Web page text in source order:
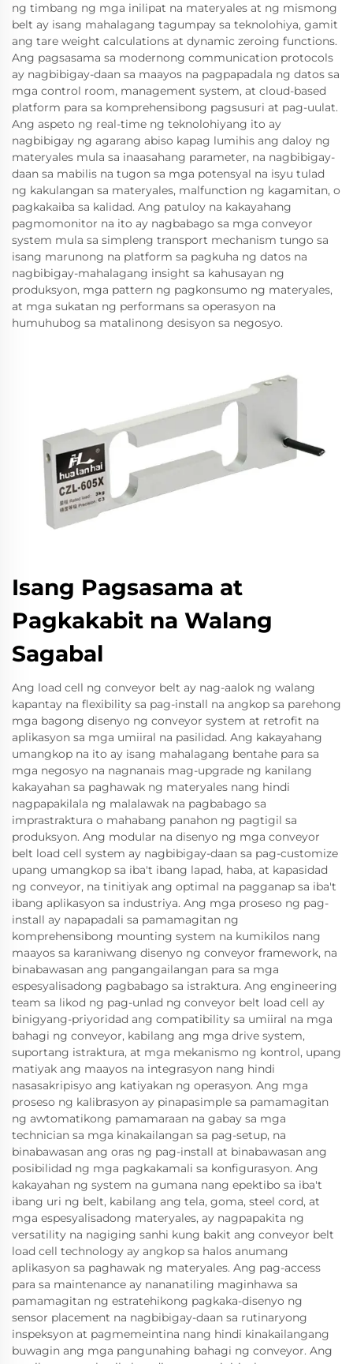
ng timbang ng mga inilipat na materyales at ng mismong
belt ay isang mahalagang tagumpay sa teknolohiya, gamit
ang tare weight calculations at dynamic zeroing functions.
Ang pagsasama sa modernong communication protocols
ay nagbibigay-daan sa maayos na pagpapadala ng datos sa
mga control room, management system, at cloud-based
platform para sa komprehensibong pagsusuri at pag-uulat.
Ang aspeto ng real-time ng teknolohiyang ito ay
nagbibigay ng agarang abiso kapag lumihis ang daloy ng
materyales mula sa inaasahang parameter, na nagbibigay-
daan sa mabilis na tugon sa mga potensyal na isyu tulad
ng kakulangan sa materyales, malfunction ng kagamitan, o
pagkakaiba sa kalidad. Ang patuloy na kakayahang
pagmomonitor na ito ay nagbabago sa mga conveyor
system mula sa simpleng transport mechanism tungo sa
isang marunong na platform sa pagkuha ng datos na
nagbibigay-mahalagang insight sa kahusayan ng
produksyon, mga pattern ng pagkonsumo ng materyales,
at mga sukatan ng performans sa operasyon na
humuhubog sa matalinong desisyon sa negosyo.
Isang Pagsasama at
Pagkakabit na Walang
Sagabal
Ang load cell ng conveyor belt ay nag-aalok ng walang
kapantay na flexibility sa pag-install na angkop sa parehong
mga bagong disenyo ng conveyor system at retrofit na
aplikasyon sa mga umiiral na pasilidad. Ang kakayahang
umangkop na ito ay isang mahalagang bentahe para sa
mga negosyo na nagnanais mag-upgrade ng kanilang
kakayahan sa paghawak ng materyales nang hindi
nagpapakilala ng malalawak na pagbabago sa
imprastraktura o mahabang panahon ng pagtigil sa
produksyon. Ang modular na disenyo ng mga conveyor
belt load cell system ay nagbibigay-daan sa pag-customize
upang umangkop sa iba't ibang lapad, haba, at kapasidad
ng conveyor, na tinitiyak ang optimal na pagganap sa iba't
ibang aplikasyon sa industriya. Ang mga proseso ng pag-
install ay napapadali sa pamamagitan ng
komprehensibong mounting system na kumikilos nang
maayos sa karaniwang disenyo ng conveyor framework, na
binabawasan ang pangangailangan para sa mga
espesyalisadong pagbabago sa istraktura. Ang engineering
team sa likod ng pag-unlad ng conveyor belt load cell ay
binigyang-priyoridad ang compatibility sa umiiral na mga
bahagi ng conveyor, kabilang ang mga drive system,
suportang istraktura, at mga mekanismo ng kontrol, upang
matiyak ang maayos na integrasyon nang hindi
nasasakripisyo ang katiyakan ng operasyon. Ang mga
proseso ng kalibrasyon ay pinapasimple sa pamamagitan
ng awtomatikong pamamaraan na gabay sa mga
technician sa mga kinakailangan sa pag-setup, na
binabawasan ang oras ng pag-install at binabawasan ang
posibilidad ng mga pagkakamali sa konfigurasyon. Ang
kakayahan ng system na gumana nang epektibo sa iba't
ibang uri ng belt, kabilang ang tela, goma, steel cord, at
mga espesyalisadong materyales, ay nagpapakita ng
versatility na nagiging sanhi kung bakit ang conveyor belt
load cell technology ay angkop sa halos anumang
aplikasyon sa paghawak ng materyales. Ang pag-access
para sa maintenance ay nananatiling maginhawa sa
pamamagitan ng estratehikong pagkaka-disenyo ng
sensor placement na nagbibigay-daan sa rutinaryong
inspeksyon at pagmemeintina nang hindi kinakailangang
buwagin ang mga pangunahing bahagi ng conveyor. Ang